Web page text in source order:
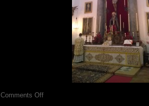
Comments Offon